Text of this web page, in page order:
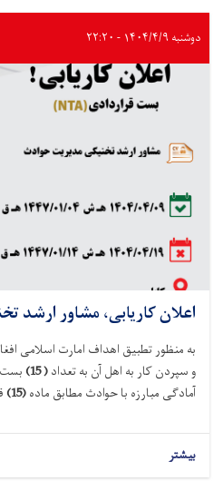
دوشنبه ۱۴۰۴/۴/۹ - ۲۲:۲۰
اعلان کاریابی، مشاور ارشد
به منظور تطبیق اهداف امارت اسلامی
و سپردن کار به اهل آن به تعداد(
15
) بست
آمادگی مبارزه با حوادث مطابق ماده(15)
بیشتر